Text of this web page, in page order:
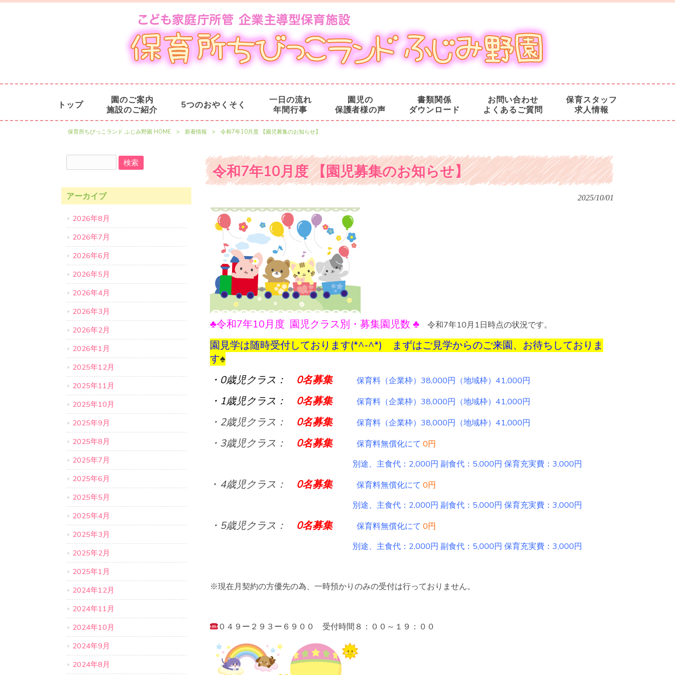
トップ
園のご案内
施設のご紹介
5つのおやくそく
一日の流れ
年間行事
園児の
保護者様の声
書類関係
ダウンロード
お問い合わせ
よくあるご質問
保育スタッフ
求人情報
保育所ちびっこランド ふじみ野園 HOME > 新着情報 > 令和7年10月度 【園児募集のお知らせ】
令和7年10月度 【園児募集のお知らせ】
2025/10/01
♣令和7年10月度 園児クラス別・募集園児数 ♣ 令和7年10月1日時点の状況です。
園見学は随時受付しております(*^-^*) まずはご見学からのご来園、お待ちしておりま
す♠
・0歳児クラス： 0名募集 保育料（企業枠）38,000円（地域枠）41,000円
・1歳児クラス： 0名募集 保育料（企業枠）38,000円（地域枠）41,000円
・2歳児クラス： 0名募集 保育料（企業枠）38,000円（地域枠）41,000円
・3歳児クラス： 0名募集 保育料無償化にて 0円
別途、主食代：2,000円 副食代：5,000円 保育充実費：3,000円
・ 4歳児クラス： 0名募集 保育料無償化にて 0円
別途、主食代：2,000円 副食代：5,000円 保育充実費：3,000円
・5歳児クラス： 0名募集 保育料無償化にて 0円
別途、主食代：2,000円 副食代：5,000円 保育充実費：3,000円
※現在月契約の方優先の為、一時預かりのみの受付は行っておりません。
０４９ー２９３ー６９００ 受付時間８：００～１９：００
アーカイブ
2026年8月
2026年7月
2026年6月
2026年5月
2026年4月
2026年3月
2026年2月
2026年1月
2025年12月
2025年11月
2025年10月
2025年9月
2025年8月
2025年7月
2025年6月
2025年5月
2025年4月
2025年3月
2025年2月
2025年1月
2024年12月
2024年11月
2024年10月
2024年9月
2024年8月